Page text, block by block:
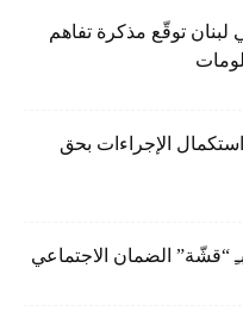
لبنان توقّع مذكرة تفاهم
الإجراءات بحق
“قشّة” الضمان الاجتماعي